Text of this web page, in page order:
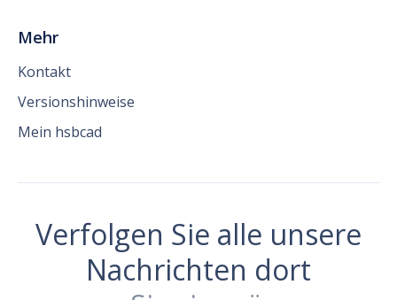
Mehr
Kontakt
Versionshinweise
Mein hsbcad
Verfolgen Sie alle unsere
Nachrichten dort